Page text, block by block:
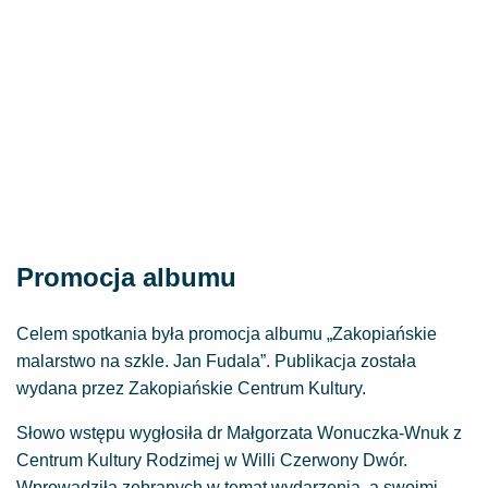
Promocja albumu
Celem spotkania była promocja albumu „Zakopiańskie
malarstwo na szkle. Jan Fudala”. Publikacja została
wydana przez Zakopiańskie Centrum Kultury.
Słowo wstępu wygłosiła dr Małgorzata Wonuczka-Wnuk z
Centrum Kultury Rodzimej w Willi Czerwony Dwór.